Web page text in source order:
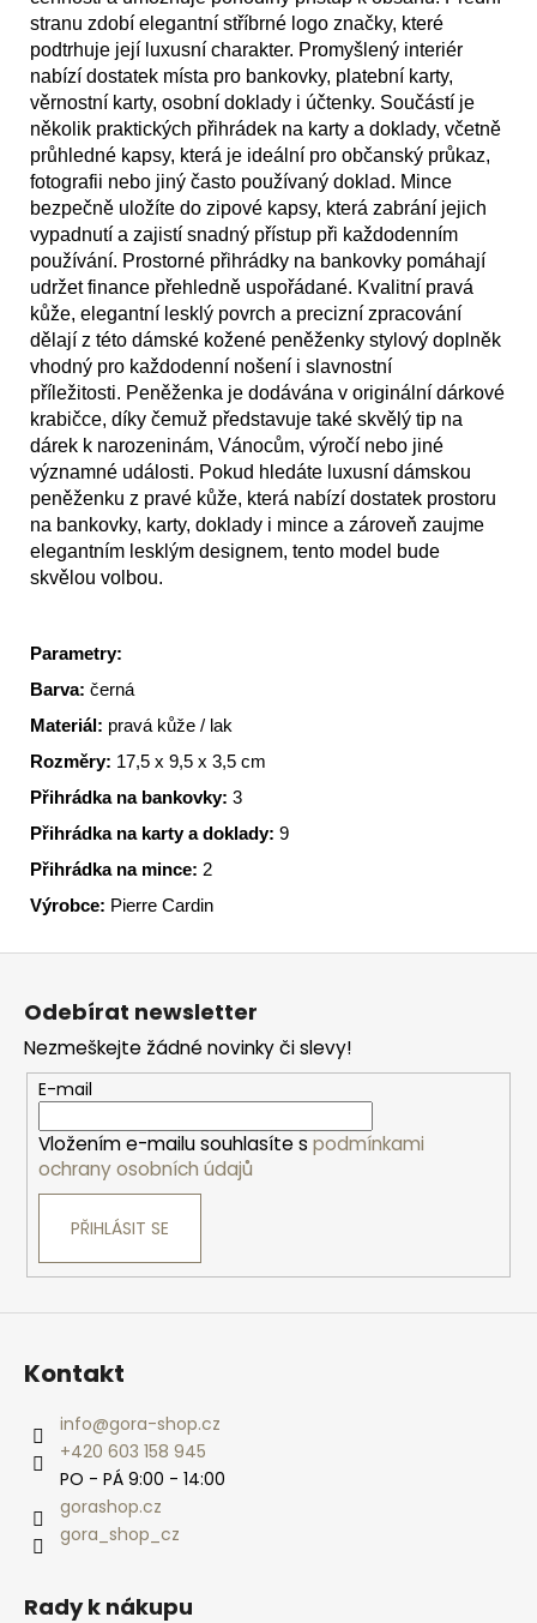
stranu zdobí elegantní stříbrné logo značky, které
podtrhuje její luxusní charakter. Promyšlený interiér
nabízí dostatek místa pro bankovky, platební karty,
věrnostní karty, osobní doklady i účtenky. Součástí je
několik praktických přihrádek na karty a doklady, včetně
průhledné kapsy, která je ideální pro občanský průkaz,
fotografii nebo jiný často používaný doklad. Mince
bezpečně uložíte do zipové kapsy, která zabrání jejich
vypadnutí a zajistí snadný přístup při každodenním
používání. Prostorné přihrádky na bankovky pomáhají
udržet finance přehledně uspořádané. Kvalitní pravá
kůže, elegantní lesklý povrch a precizní zpracování
dělají z této dámské kožené peněženky stylový doplněk
vhodný pro každodenní nošení i slavnostní
příležitosti. Peněženka je dodávána v originální dárkové
krabičce, díky čemuž představuje také skvělý tip na
dárek k narozeninám, Vánocům, výročí nebo jiné
významné události. Pokud hledáte luxusní dámskou
peněženku z pravé kůže, která nabízí dostatek prostoru
na bankovky, karty, doklady i mince a zároveň zaujme
elegantním lesklým designem, tento model bude
skvělou volbou.
Parametry:
Barva: černá
Materiál: pravá kůže / lak
Rozměry: 17,5 x 9,5 x 3,5 cm
Přihrádka na bankovky: 3
Přihrádka na karty a doklady: 9
Přihrádka na mince: 2
Výrobce: Pierre Cardin
Z
Odebírat newsletter
Nezmeškejte žádné novinky či slevy!
E-mail
Vložením e-mailu souhlasíte s podmínkami
ochrany osobních údajů
PŘIHLÁSIT SE
Kontakt
info@gora-shop.cz
+420 603 158 945
PO - PÁ 9:00 - 14:00
gorashop.cz
gora_shop_cz
Rady k nákupu